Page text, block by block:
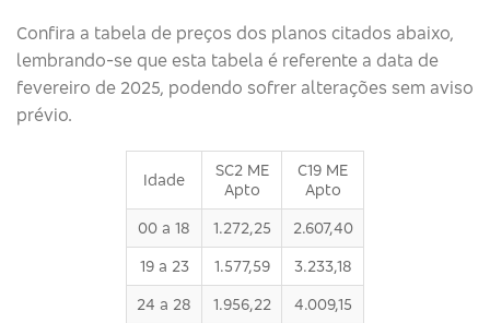
Confira a tabela de preços dos planos citados abaixo,
lembrando-se que esta tabela é referente a data de
fevereiro de 2025, podendo sofrer alterações sem aviso
prévio.
Idade
SC2 ME
Apto
C19 ME
Apto
00 a 18 1.272,25 2.607,40
19 a 23 1.577,59 3.233,18
24 a 28 1.956,22 4.009,15